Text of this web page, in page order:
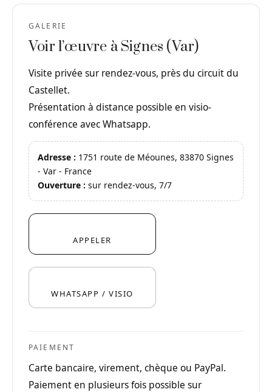
GALERIE
Voir l’œuvre à Signes (Var)
Visite privée sur rendez-vous, près du circuit du
Castellet.
Présentation à distance possible en visio-
conférence avec Whatsapp.
Adresse : 1751 route de Méounes, 83870 Signes
- Var - France
Ouverture : sur rendez-vous, 7/7
APPELER
WHATSAPP / VISIO
PAIEMENT
Carte bancaire, virement, chèque ou PayPal.
Paiement en plusieurs fois possible sur